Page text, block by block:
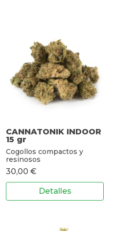
CANNATONIK INDOOR
15 gr
Cogollos compactos y
resinosos
30,00 €
Detalles